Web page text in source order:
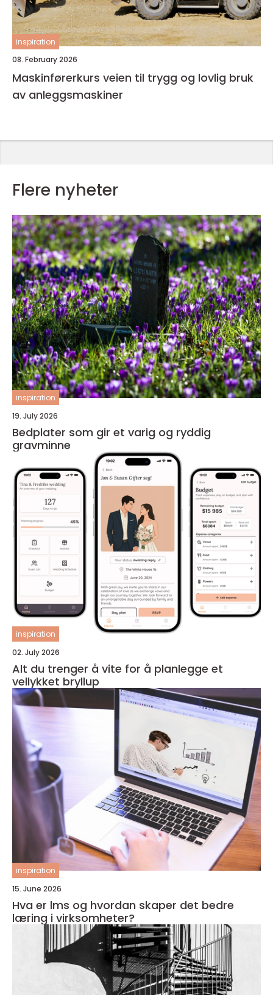
inspiration
08. February 2026
Maskinførerkurs veien til trygg og lovlig bruk
av anleggsmaskiner
Flere nyheter
inspiration
19. July 2026
Bedplater som gir et varig og ryddig
gravminne
inspiration
02. July 2026
Alt du trenger å vite for å planlegge et
vellykket bryllup
inspiration
15. June 2026
Hva er lms og hvordan skaper det bedre
læring i virksomheter?